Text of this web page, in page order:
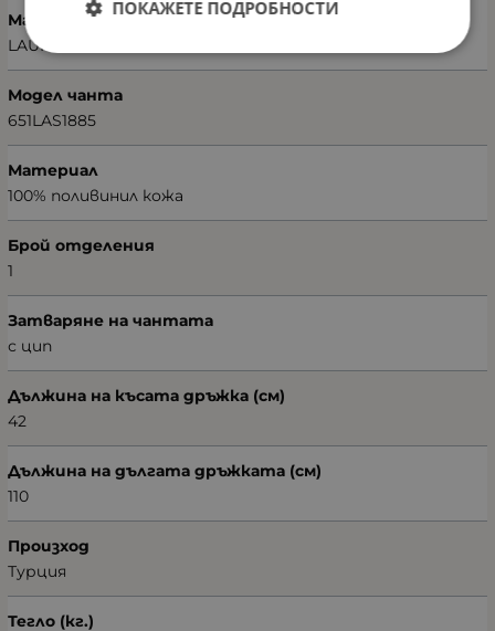
Марка
LAURA ASHLEY
Модел чанта
651LAS1885
Материал
100% поливинил кожа
Брой отделения
1
Затваряне на чантата
с цип
Дължина на късата дръжка (см)
42
Дължина на дългата дръжката (см)
110
Произход
Турция
Тегло (кг.)
ПОКАЖЕТЕ ПОДРОБНОСТИ